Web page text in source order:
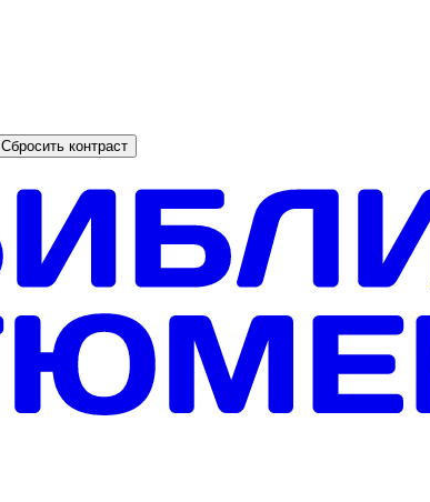
Сбросить контраст